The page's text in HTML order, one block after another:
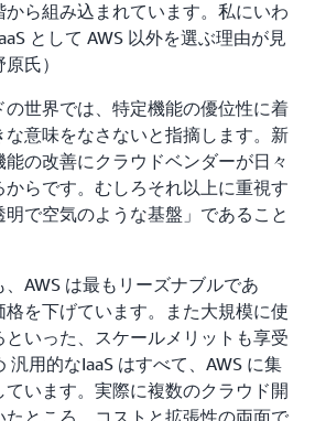
ら組み込まれています。私にいわ
として AWS 以外を選ぶ理由が見
氏）
の世界では、特定機能の優位性に着
な意味をなさないと指摘します。新
の改善にクラウドベンダーが日々
からです。むしろそれ以上に重視す
で空気のような基盤」であること
、AWS は最もリーズナブルであ
格を下げています。また大規模に使
といった、スケールメリットも享受
汎用的なIaaS はすべて、AWS に集
います。実際に複数のクラウド開
ところ、コストと拡張性の両面で